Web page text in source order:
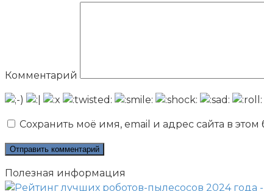
Комментарий
Сохранить моё имя, email и адрес сайта в
Полезная информация